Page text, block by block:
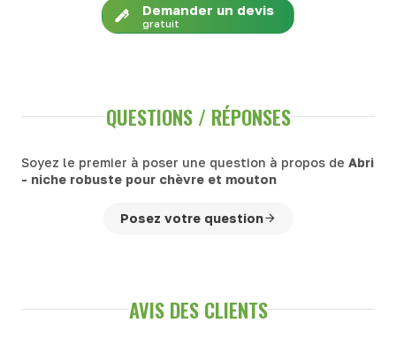
Demander un devis
gratuit
QUESTIONS / RÉPONSES
Soyez le premier à poser une question à propos de Abri
- niche robuste pour chèvre et mouton
Posez votre question
AVIS DES CLIENTS